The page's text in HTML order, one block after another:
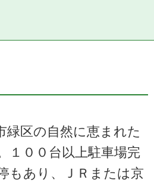
緑区の自然に恵まれた
１００台以上駐車場完
もあり、ＪＲまたは京